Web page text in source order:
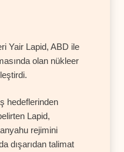
Yair Lapid, ABD ile
olan nükleer
hedeflerinden
Lapid,
rejimini
dışarıdan talimat